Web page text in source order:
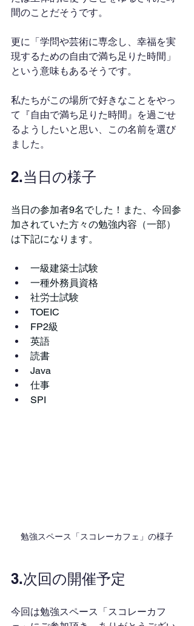
間のことだそうです。
更に「学問や芸術に専念し、幸福を実
現するための自由で満ち足りた時間」
という意味もあるそうです。
私たちがこの場所で好きなことをやっ
て『自由で満ち足りた時間』を過ごせ
るようしたいと思い、この名前を選び
ました。
2.当日の様子
当日の参加者9名でした！また、今回参
加されていた方々の勉強内容（一部）
は下記になります。
一級建築士試験
一種外務員資格
社労士試験
TOEIC
FP2級
英語
読書
Java
仕事
SPI
勉強スペース「スコレーカフェ」の様子
3.次回の開催予定
今回は勉強スペース「スコレーカフ